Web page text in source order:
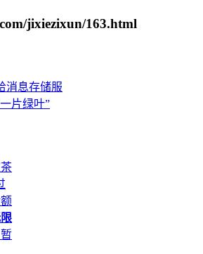
jixiezixun/163.html
消息存储服
片绿叶”